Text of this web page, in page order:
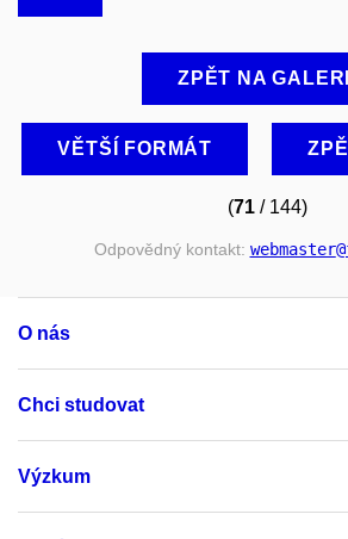
ZPĚT NA GALERII
VĚTŠÍ FORMÁT
(71/ 144)
Odpovědný kontakt: webmaster
O nás
Chci studovat
Výzkum